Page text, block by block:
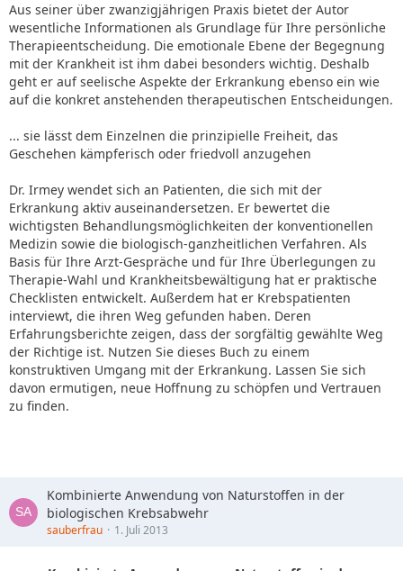
Aus seiner über zwanzigjährigen Praxis bietet der Autor
wesentliche Informationen als Grundlage für Ihre persönliche
Therapieentscheidung. Die emotionale Ebene der Begegnung
mit der Krankheit ist ihm dabei besonders wichtig. Deshalb
geht er auf seelische Aspekte der Erkrankung ebenso ein wie
auf die konkret anstehenden therapeutischen Entscheidungen.
... sie lässt dem Einzelnen die prinzipielle Freiheit, das
Geschehen kämpferisch oder friedvoll anzugehen
Dr. Irmey wendet sich an Patienten, die sich mit der
Erkrankung aktiv auseinandersetzen. Er bewertet die
wichtigsten Behandlungsmöglichkeiten der konventionellen
Medizin sowie die biologisch-ganzheitlichen Verfahren. Als
Basis für Ihre Arzt-Gespräche und für Ihre Überlegungen zu
Therapie-Wahl und Krankheitsbewältigung hat er praktische
Checklisten entwickelt. Außerdem hat er Krebspatienten
interviewt, die ihren Weg gefunden haben. Deren
Erfahrungsberichte zeigen, dass der sorgfältig gewählte Weg
der Richtige ist. Nutzen Sie dieses Buch zu einem
konstruktiven Umgang mit der Erkrankung. Lassen Sie sich
davon ermutigen, neue Hoffnung zu schöpfen und Vertrauen
zu finden.
Kombinierte Anwendung von Naturstoffen in der
biologischen Krebsabwehr
sauberfrau 1. Juli 2013